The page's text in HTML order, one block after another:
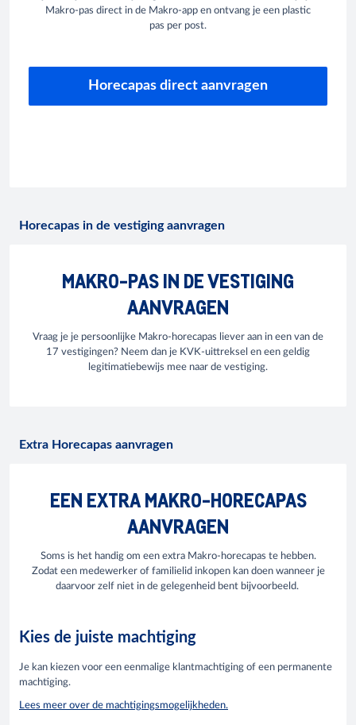
Makro-pas direct in de Makro-app en ontvang je een plastic
pas per post.
Horecapas direct aanvragen
Horecapas in de vestiging aanvragen
MAKRO-PAS IN DE VESTIGING
AANVRAGEN
Vraag je je persoonlijke Makro-horecapas liever aan in een van de
17 vestigingen? Neem dan je KVK-uittreksel en een geldig
legitimatiebewijs mee naar de vestiging.
Extra Horecapas aanvragen
EEN EXTRA MAKRO-HORECAPAS
AANVRAGEN
Soms is het handig om een extra Makro-horecapas te hebben.
Zodat een medewerker of familielid inkopen kan doen wanneer je
daarvoor zelf niet in de gelegenheid bent bijvoorbeeld.
Kies de juiste machtiging
Je kan kiezen voor een eenmalige klantmachtiging of een permanente
machtiging.
Lees meer over de machtigingsmogelijkheden.